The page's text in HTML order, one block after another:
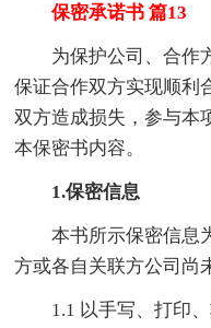
保密承诺书 篇13
为保护公司、合作方
保证合作双方实现顺利
双方造成损失，参与本
本保密书内容。
1.保密信息
本书所示保密信息为
方或各自关联方公司尚
1.1 以手写、打印、